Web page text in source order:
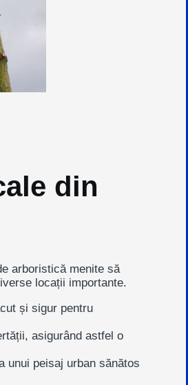
din
arboristică menite să
locații importante.
și sigur pentru
, asigurând astfel o
unui peisaj urban sănătos